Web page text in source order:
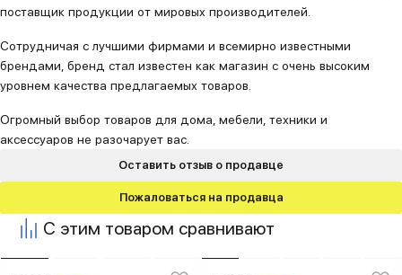
Оставить отзыв о продавце
Пожаловаться на продавца
поставщик продукции от мировых производителей.
Сотрудничая с лучшими фирмами и всемирно известными
брендами, бренд стал известен как магазин с очень высоким
уровнем качества предлагаемых товаров.
Огромный выбор товаров для дома, мебели, техники и
аксессуаров не разочарует вас.
С этим товаром сравнивают